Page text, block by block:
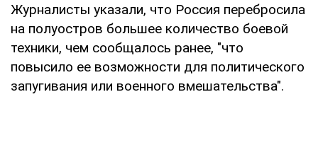
Журналисты указали, что Россия перебросила
на полуостров большее количество боевой
техники, чем сообщалось ранее, "что
повысило ее возможности для политического
запугивания или военного вмешательства".